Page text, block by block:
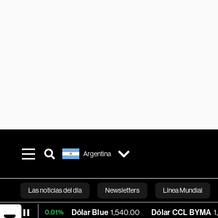
Argentina
Las noticias del día Newsletters Línea Mundial
Bloomberg
Dólar Blue 1,540.00 Dólar CCL BYMA 1,574.15